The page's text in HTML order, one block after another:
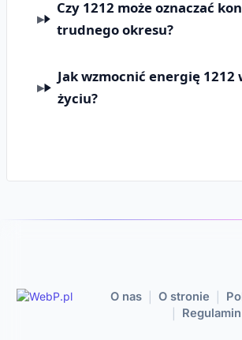
Czy 1212 może oznaczać
trudnego okresu?
Jak wzmocnić energię 1212
życiu?
O nas O stronie